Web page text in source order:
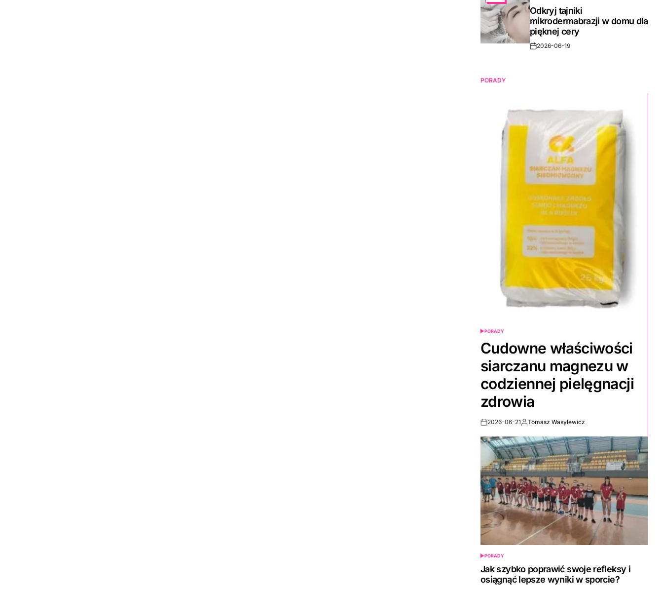
IN
Odkryj tajniki
mikrodermabrazji w domu dla
pięknej cery
Post2026-06-19
PORADY
POSTED
PORADY
Cudowne właściwości
siarczanu magnezu w
codziennej pielęgnacji
zdrowia
Post2026-06-21By:Tomasz Wasylewicz
POSTED
IN
PORADY
Jak szybko poprawić swoje refleksy i
osiągnąć lepsze wyniki w sporcie?